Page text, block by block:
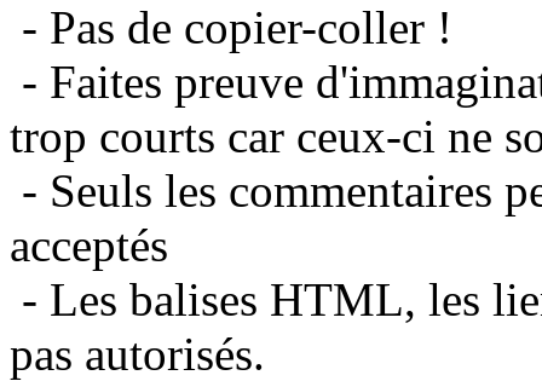
- Pas de copier-coller !
- Faites preuve
trop courts car ceux-ci ne
- Seuls les commentaires
acceptés
- Les balises HTML, les
pas autorisés.